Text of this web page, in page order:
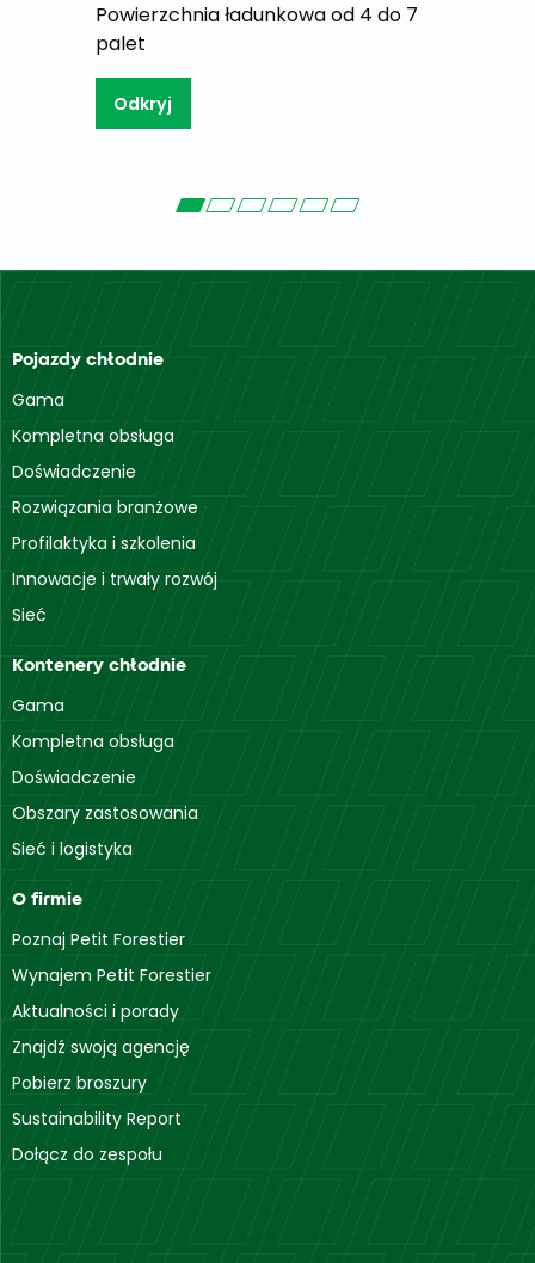
Powierzchnia ładunkowa od 4 do 7
palet
Odkryj
Pojazdy chłodnie
Gama
Kompletna obsługa
Doświadczenie
Rozwiązania branżowe
Profilaktyka i szkolenia
Innowacje i trwały rozwój
Sieć
Kontenery chłodnie
Gama
Kompletna obsługa
Doświadczenie
Obszary zastosowania
Sieć i logistyka
O firmie
Poznaj Petit Forestier
Wynajem Petit Forestier
Aktualności i porady
Znajdź swoją agencję
Pobierz broszury
Sustainability Report
Dołącz do zespołu